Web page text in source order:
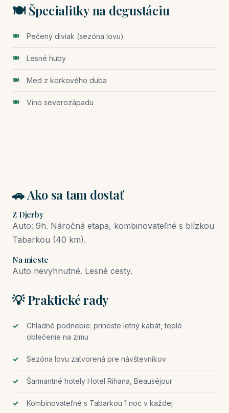
🍽️ Špecialitky na degustáciu
Pečený diviak (sezóna lovu)
Lesné huby
Med z korkového duba
Vino severozápadu
🚗 Ako sa tam dostať
Z Djerby
Auto: 9h. Náročná etapa, kombinovateľné s blízkou
Tabarkou (40 km).
Na mieste
Auto nevyhnutné. Lesné cesty.
💡 Praktické rady
Chladné podnebie: prineste letný kabát, teplé
oblečenie na zimu
Sezóna lovu zatvorená pre návštevníkov
Šarmantné hotely Hotel Rihana, Beauséjour
Kombinovateľné s Tabarkou 1 noc v každej